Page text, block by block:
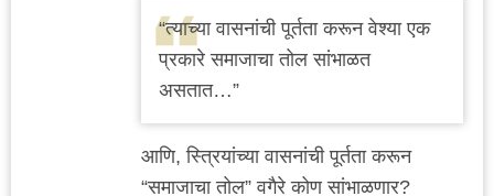
“त्याच्या वासनांची पूर्तता करून वेश्या एक
प्रकारे समाजाचा तोल सांभाळत
असतात…”
आणि, स्त्रियांच्या वासनांची पूर्तता करून
“समाजाचा तोल” वगैरे कोण सांभाळणार?